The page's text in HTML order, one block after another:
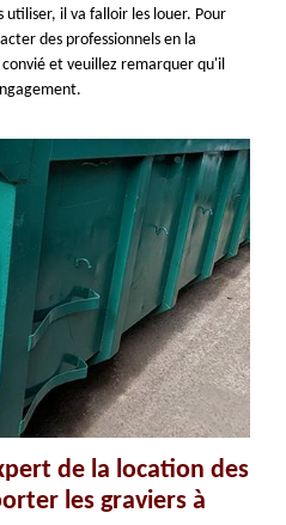
utiliser, il va falloir les louer. Pour
des professionnels en la
et veuillez remarquer qu'il
de la location des
les graviers à